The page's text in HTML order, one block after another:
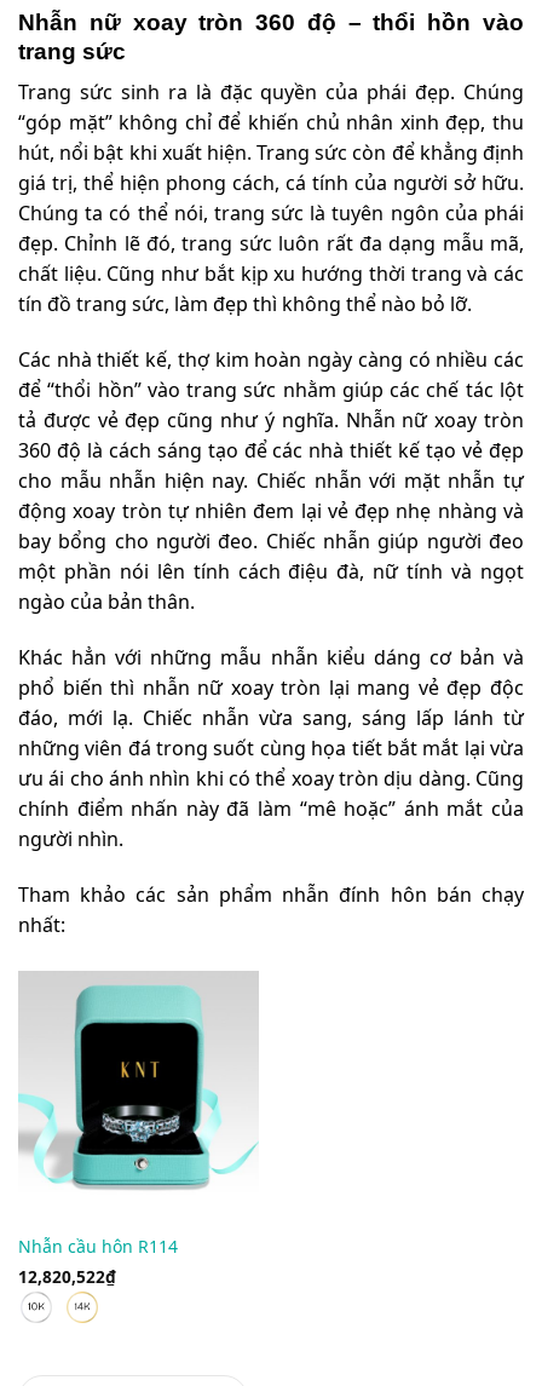
Nhẫn nữ xoay tròn 360 độ – thổi hồn vào
trang sức
Trang sức sinh ra là đặc quyền của phái đẹp. Chúng
“góp mặt” không chỉ để khiến chủ nhân xinh đẹp, thu
hút, nổi bật khi xuất hiện. Trang sức còn để khẳng định
giá trị, thể hiện phong cách, cá tính của người sở hữu.
Chúng ta có thể nói, trang sức là tuyên ngôn của phái
đẹp. Chỉnh lẽ đó, trang sức luôn rất đa dạng mẫu mã,
chất liệu. Cũng như bắt kịp xu hướng thời trang và các
tín đồ trang sức, làm đẹp thì không thể nào bỏ lỡ.
Các nhà thiết kế, thợ kim hoàn ngày càng có nhiều các
để “thổi hồn” vào trang sức nhằm giúp các chế tác lột
tả được vẻ đẹp cũng như ý nghĩa. Nhẫn nữ xoay tròn
360 độ là cách sáng tạo để các nhà thiết kế tạo vẻ đẹp
cho mẫu nhẫn hiện nay. Chiếc nhẫn với mặt nhẫn tự
động xoay tròn tự nhiên đem lại vẻ đẹp nhẹ nhàng và
bay bổng cho người đeo. Chiếc nhẫn giúp người đeo
một phần nói lên tính cách điệu đà, nữ tính và ngọt
ngào của bản thân.
Khác hẳn với những mẫu nhẫn kiểu dáng cơ bản và
phổ biến thì nhẫn nữ xoay tròn lại mang vẻ đẹp độc
đáo, mới lạ. Chiếc nhẫn vừa sang, sáng lấp lánh từ
những viên đá trong suốt cùng họa tiết bắt mắt lại vừa
ưu ái cho ánh nhìn khi có thể xoay tròn dịu dàng. Cũng
chính điểm nhấn này đã làm “mê hoặc” ánh mắt của
người nhìn.
Tham khảo các sản phẩm nhẫn đính hôn bán chạy
nhất:
Nhẫn cầu hôn R114
12,820,522₫